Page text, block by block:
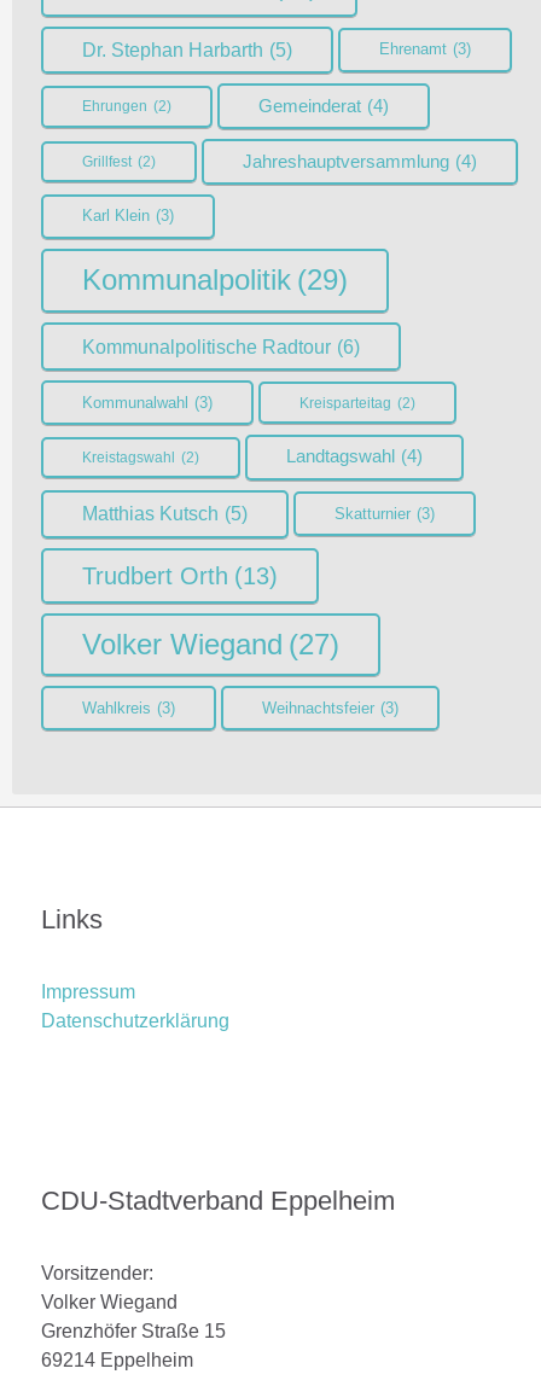
Dr. Stephan Harbarth (5) Ehrenamt (3)
Ehrungen (2) Gemeinderat (4)
Grillfest (2) Jahreshauptversammlung (4)
Karl Klein (3)
Kommunalpolitik (29)
Kommunalpolitische Radtour (6)
Kommunalwahl (3) Kreisparteitag (2)
Kreistagswahl (2) Landtagswahl (4)
Matthias Kutsch (5) Skatturnier (3)
Trudbert Orth (13)
Volker Wiegand (27)
Wahlkreis (3) Weihnachtsfeier (3)
Links
Impressum
Datenschutzerklärung
CDU-Stadtverband Eppelheim
Vorsitzender:
Volker Wiegand
Grenzhöfer Straße 15
69214 Eppelheim